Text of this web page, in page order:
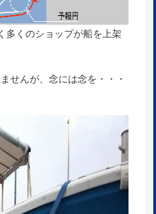
多くのショップが船を上架
せんが、念には念を・・・